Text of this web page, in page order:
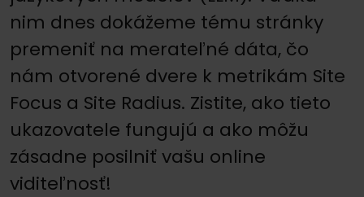
nim dnes dokážeme tému stránky
premeniť na merateľné dáta, čo
nám otvorené dvere k metrikám Site
Focus a Site Radius. Zistite, ako tieto
ukazovatele fungujú a ako môžu
zásadne posilniť vašu online
viditeľnosť!